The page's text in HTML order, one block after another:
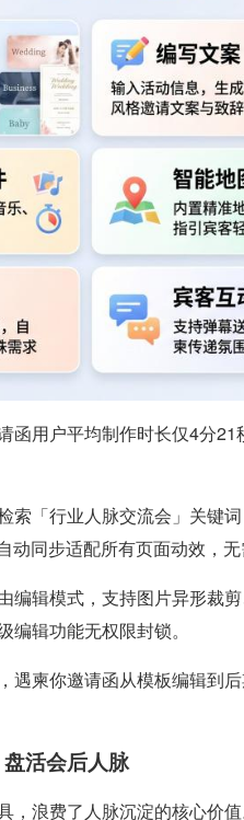
函用户平均制作时长仅4分
索「行业人脉交流会」关键
同步适配所有页面动效，无
编辑模式，支持图片异形裁
辑功能无权限封锁。
遇柬你邀请函从模板编辑到
活会后人脉
，浪费了人脉沉淀的核心价